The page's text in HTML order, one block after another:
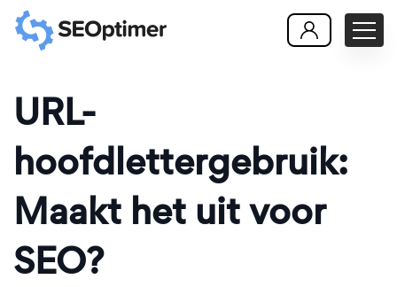
URL-
hoofdlettergebruik:
Maakt het uit voor
SEO?